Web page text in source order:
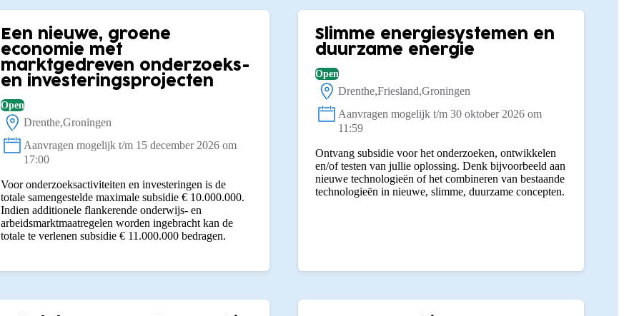
Een nieuwe, groene
economie met
marktgedreven onderzoeks-
en investeringsprojecten
Open
Locatie:
Drenthe Groningen
Status:
Aanvragen mogelijk t/m 15 december 2026 om
17:00
Voor onderzoeksactiviteiten en investeringen is de
totale samengestelde maximale subsidie € 10.000.000.
Indien additionele flankerende onderwijs- en
arbeidsmarktmaatregelen worden ingebracht kan de
totale te verlenen subsidie € 11.000.000 bedragen.
Slimme energiesystemen en
duurzame energie
Open
Locatie:
Drenthe Friesland Groningen
Status:
Aanvragen mogelijk t/m 30 oktober 2026 om
11:59
Ontvang subsidie voor het onderzoeken, ontwikkelen
en/of testen van jullie oplossing. Denk bijvoorbeeld aan
nieuwe technologieën of het combineren van bestaande
technologieën in nieuwe, slimme, duurzame concepten.